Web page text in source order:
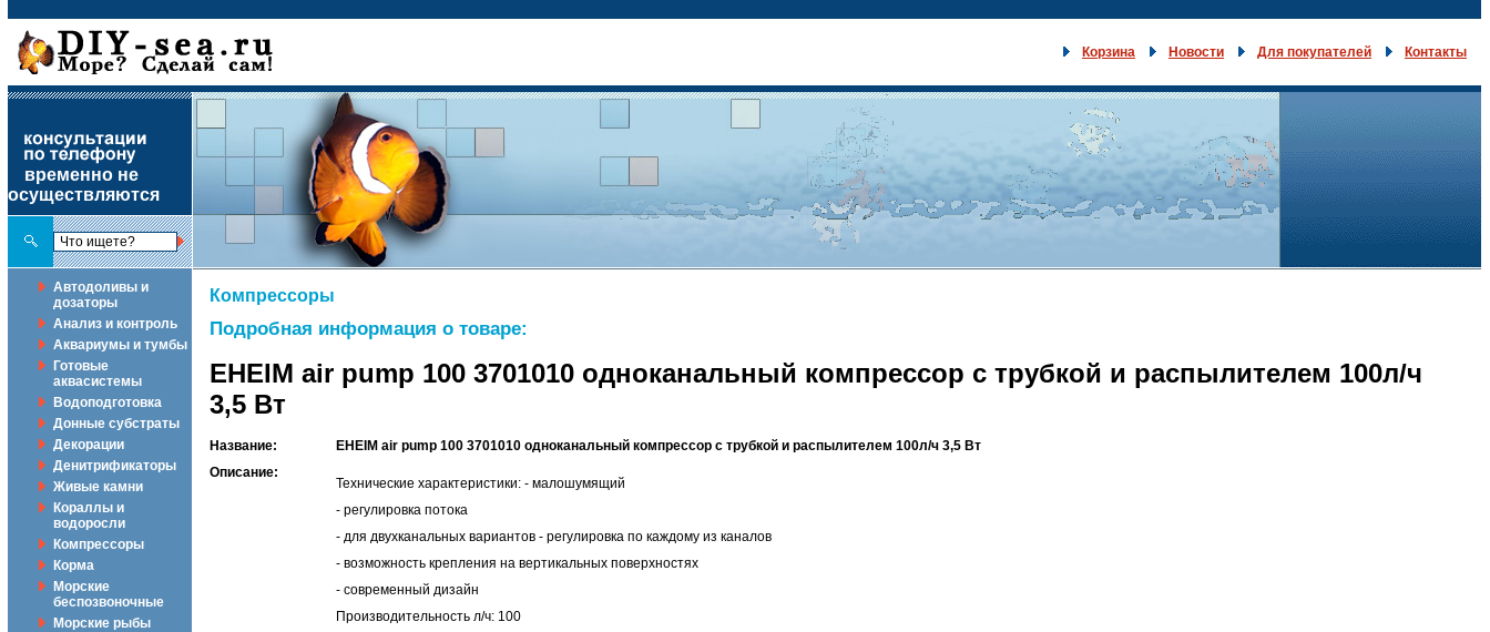
Корзина Новости Для покупателей Контакты
временно не
осуществляются
Автодоливы и
дозаторы
Анализ и контроль
Аквариумы и тумбы
Готовые
аквасистемы
Водоподготовка
Донные субстраты
Декорации
Денитрификаторы
Живые камни
Кораллы и
водоросли
Компрессоры
Корма
Морские
беспозвоночные
Морские рыбы
Компрессоры
Подробная информация о товаре:
EHEIM air pump 100 3701010 одноканальный компрессор с трубкой и распылителем 100л/ч
3,5 Вт
Название:
EHEIM air pump 100 3701010 одноканальный компрессор с трубкой и распылителем 100л/ч 3,5 Вт
Описание:
Технические характеристики: - малошумящий
- регулировка потока
- для двухканальных вариантов - регулировка по каждому из каналов
- возможность крепления на вертикальных поверхностях
- современный дизайн
Производительность л/ч: 100